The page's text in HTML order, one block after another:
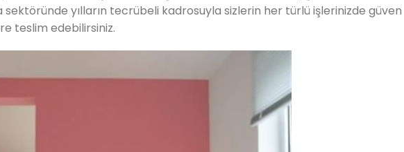
sektöründe yılların tecrübeli kadrosuyla sizlerin her türlü işlerinizde güven
teslim edebilirsiniz.